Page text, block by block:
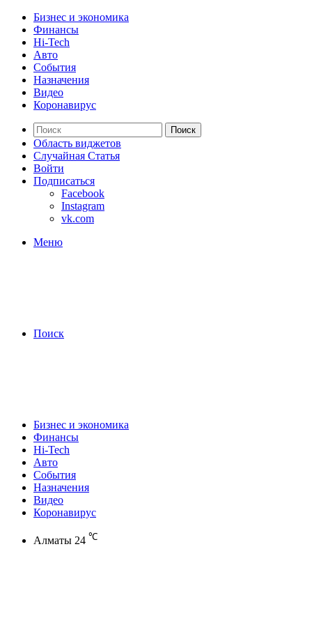
Бизнес и экономика
Финансы
Hi-Tech
Авто
События
Назначения
Видео
Коронавирус
Поиск
Область виджетов
Случайная Статья
Войти
Подписаться
Facebook
Instagram
vk.com
Меню
Поиск
Бизнес и экономика
Финансы
Hi-Tech
Авто
События
Назначения
Видео
Коронавирус
Алматы 24 ℃